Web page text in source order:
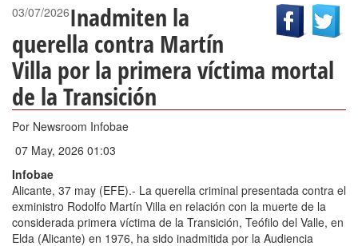
03/07/2026Inadmiten la
querella contra Martín
Villa por la primera víctima mortal
de la Transición
Por Newsroom Infobae
07 May, 2026 01:03
Infobae
Alicante, 37 may (EFE).- La querella criminal presentada contra el
exministro Rodolfo Martín Villa en relación con la muerte de la
considerada primera víctima de la Transición, Teófilo del Valle, en
Elda (Alicante) en 1976, ha sido inadmitida por la Audiencia